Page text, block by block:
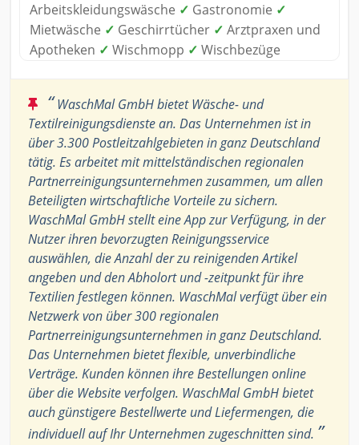
Arbeitskleidungswäsche ✓ Gastronomie ✓
Mietwäsche ✓ Geschirrtücher ✓ Arztpraxen und
Apotheken ✓ Wischmopp ✓ Wischbezüge
“WaschMal GmbH bietet Wäsche- und
Textilreinigungsdienste an. Das Unternehmen ist in
über 3.300 Postleitzahlgebieten in ganz Deutschland
tätig. Es arbeitet mit mittelständischen regionalen
Partnerreinigungsunternehmen zusammen, um allen
Beteiligten wirtschaftliche Vorteile zu sichern.
WaschMal GmbH stellt eine App zur Verfügung, in der
Nutzer ihren bevorzugten Reinigungsservice
auswählen, die Anzahl der zu reinigenden Artikel
angeben und den Abholort und -zeitpunkt für ihre
Textilien festlegen können. WaschMal verfügt über ein
Netzwerk von über 300 regionalen
Partnerreinigungsunternehmen in ganz Deutschland.
Das Unternehmen bietet flexible, unverbindliche
Verträge. Kunden können ihre Bestellungen online
über die Website verfolgen. WaschMal GmbH bietet
auch günstigere Bestellwerte und Liefermengen, die
individuell auf Ihr Unternehmen zugeschnitten sind. ”